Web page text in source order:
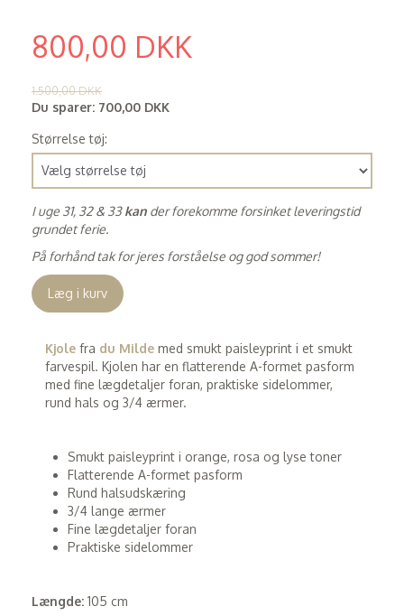
800,00 DKK
1.500,00 DKK
Du sparer: 700,00 DKK
Størrelse tøj:
I uge 31, 32 & 33kan der forekomme forsinket leveringstid
grundet ferie.
På forhånd tak for jeres forståelse og god sommer!
Læg i kurv
Kjole fra du Milde med smukt paisleyprint i et smukt
farvespil. Kjolen har en flatterende A-formet pasform
med fine lægdetaljer foran, praktiske sidelommer,
rund hals og 3/4 ærmer.
Smukt paisleyprint i orange, rosa og lyse toner
Flatterende A-formet pasform
Rund halsudskæring
3/4 lange ærmer
Fine lægdetaljer foran
Praktiske sidelommer
Længde: 105 cm